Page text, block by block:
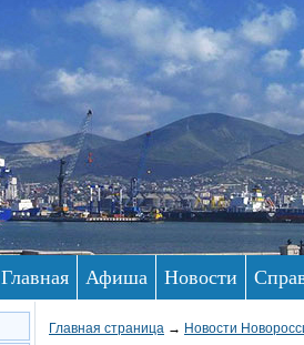
Главная Афиша Новости
Главная страница → Новости